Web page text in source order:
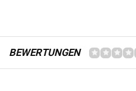
BEWERTUNGEN